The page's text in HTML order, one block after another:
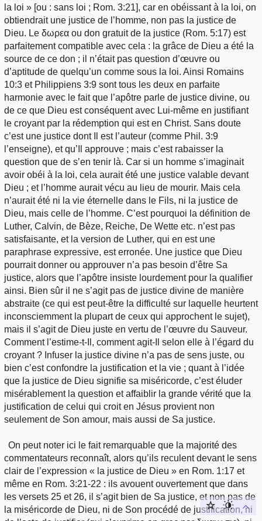
la loi » [ou : sans loi ; Rom. 3:21], car en obéissant à la loi, on
obtiendrait une justice de l’homme, non pas la justice de
Dieu. Le δωρεα ou don gratuit de la justice (Rom. 5:17) est
parfaitement compatible avec cela : la grâce de Dieu a été la
source de ce don ; il n’était pas question d’œuvre ou
d’aptitude de quelqu’un comme sous la loi. Ainsi Romains
10:3 et Philippiens 3:9 sont tous les deux en parfaite
harmonie avec le fait que l’apôtre parle de justice divine, ou
de ce que Dieu est conséquent avec Lui-même en justifiant
le croyant par la rédemption qui est en Christ. Sans doute
c’est une justice dont Il est l’auteur (comme Phil. 3:9
l’enseigne), et qu’Il approuve ; mais c’est rabaisser la
question que de s’en tenir là. Car si un homme s’imaginait
avoir obéi à la loi, cela aurait été une justice valable devant
Dieu ; et l’homme aurait vécu au lieu de mourir. Mais cela
n’aurait été ni la vie éternelle dans le Fils, ni la justice de
Dieu, mais celle de l’homme. C’est pourquoi la définition de
Luther, Calvin, de Bèze, Reiche, De Wette etc. n’est pas
satisfaisante, et la version de Luther, qui en est une
paraphrase expressive, est erronée. Une justice que Dieu
pourrait donner ou approuver n’a pas besoin d’être Sa
justice, alors que l’apôtre insiste lourdement pour la qualifier
ainsi. Bien sûr il ne s’agit pas de justice divine de manière
abstraite (ce qui est peut-être la difficulté sur laquelle heurtent
inconsciemment la plupart de ceux qui approchent le sujet),
mais il s’agit de Dieu juste en vertu de l’œuvre du Sauveur.
Comment l’estime-t-Il, comment agit-Il selon elle à l’égard du
croyant ? Infuser la justice divine n’a pas de sens juste, ou
bien c’est confondre la justification et la vie ; quant à l’idée
que la justice de Dieu signifie sa miséricorde, c’est éluder
misérablement la question et affaiblir la grande vérité que la
justification de celui qui croit en Jésus provient non
seulement de Son amour, mais aussi de Sa justice.
On peut noter ici le fait remarquable que la majorité des
commentateurs reconnaît, alors qu’ils reculent devant le sens
clair de l’expression « la justice de Dieu » en Rom. 1:17 et
même en Rom. 3:21-22 : ils avouent ouvertement que dans
les versets 25 et 26, il s’agit bien de Sa justice, et non pas de
la miséricorde de Dieu, ni de Son procédé de justification, ni